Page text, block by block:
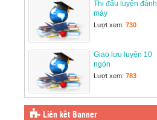
Thi đấu luyện đánh
máy
Lượt xem: 730
Giao lưu luyện 10
ngón
Lượt xem: 783
Liên kết Banner